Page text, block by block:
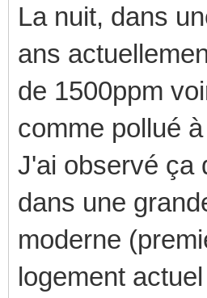
La nuit, dans
ans
de 1500ppm
comme pollué
J'ai observé ça
dans une
moderne
logement